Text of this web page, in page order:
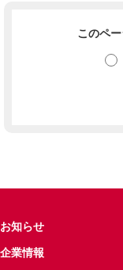
このペ
お知らせ
企業情報